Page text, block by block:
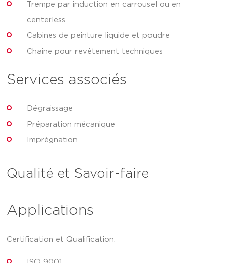
Trempe par induction en carrousel ou en
centerless
Cabines de peinture liquide et poudre
Chaine pour revêtement techniques
Services associés
Dégraissage
Préparation mécanique
Imprégnation
Qualité et Savoir-faire
Applications
Certification et Qualification: